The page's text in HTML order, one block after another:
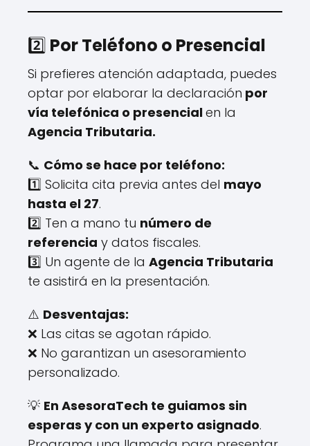
2️⃣ Por Teléfono o Presencial
Si prefieres atención adaptada, puedes
optar por elaborar la declaración por
vía telefónica o presencialen la
Agencia Tributaria.
📞 Cómo se hace por teléfono:
1️⃣ Solicita cita previa antes del mayo
hasta el 27.
2️⃣ Ten a mano tu número de
referencia y datos fiscales.
3️⃣ Un agente de la Agencia Tributaria
te asistirá en la presentación.
⚠️ Desventajas:
❌ Las citas se agotan rápido.
❌ No garantizan un asesoramiento
personalizado.
💡 En AsesoraTech te guiamos sin
esperas y con un experto asignado.